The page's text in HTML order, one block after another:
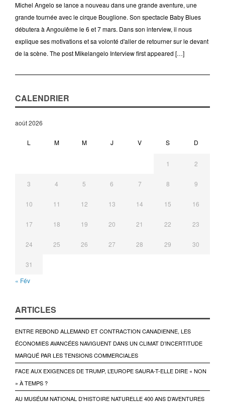
Michel Angelo se lance a nouveau dans une grande aventure, une
grande tournée avec le cirque Bouglione. Son spectacle Baby Blues
débutera à Angoulême le 6 et 7 mars. Dans son interview, il nous
explique ses motivations et sa volonté d'aller de retourner sur le devant
de la scène. The post Mikelangelo Interview first appeared […]
CALENDRIER
août 2026
L M M J V S D
1 2
3 4 5 6 7 8 9
10 11 12 13 14 15 16
17 18 19 20 21 22 23
24 25 26 27 28 29 30
31
« Fév
ARTICLES
ENTRE REBOND ALLEMAND ET CONTRACTION CANADIENNE, LES
ÉCONOMIES AVANCÉES NAVIGUENT DANS UN CLIMAT D’INCERTITUDE
MARQUÉ PAR LES TENSIONS COMMERCIALES
FACE AUX EXIGENCES DE TRUMP, L’EUROPE SAURA-T-ELLE DIRE « NON
» À TEMPS ?
AU MUSÉUM NATIONAL D’HISTOIRE NATURELLE 400 ANS D’AVENTURES